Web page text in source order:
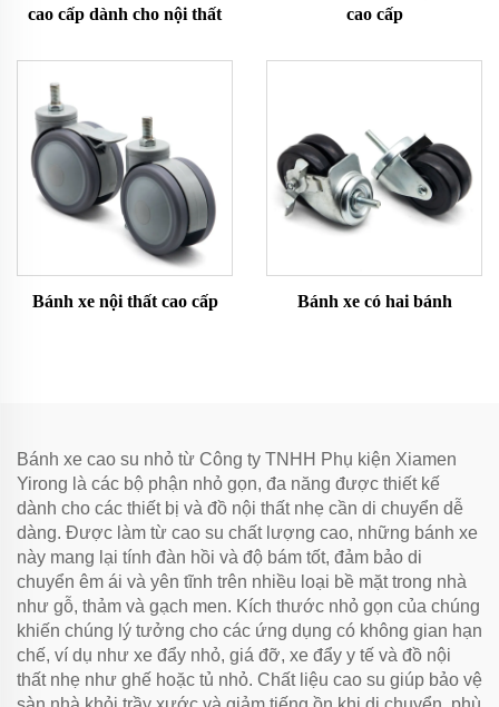
cao cấp dành cho nội thất
cao cấp
Bánh xe nội thất cao cấp Bánh xe có hai bánh
Bánh xe cao su nhỏ từ Công ty TNHH Phụ kiện Xiamen
Yirong là các bộ phận nhỏ gọn, đa năng được thiết kế
dành cho các thiết bị và đồ nội thất nhẹ cần di chuyển dễ
dàng. Được làm từ cao su chất lượng cao, những bánh xe
này mang lại tính đàn hồi và độ bám tốt, đảm bảo di
chuyển êm ái và yên tĩnh trên nhiều loại bề mặt trong nhà
như gỗ, thảm và gạch men. Kích thước nhỏ gọn của chúng
khiến chúng lý tưởng cho các ứng dụng có không gian hạn
chế, ví dụ như xe đẩy nhỏ, giá đỡ, xe đẩy y tế và đồ nội
thất nhẹ như ghế hoặc tủ nhỏ. Chất liệu cao su giúp bảo vệ